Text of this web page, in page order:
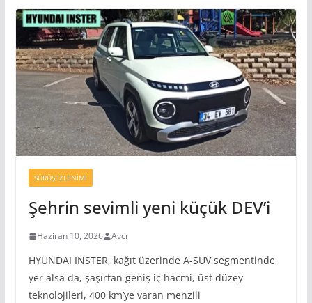
SÜRÜŞ İZLENIMI
Şehrin sevimli yeni küçük DEV’i
Haziran 10, 2026 Avcı
HYUNDAI INSTER, kağıt üzerinde A-SUV segmentinde
yer alsa da, şaşırtan geniş iç hacmi, üst düzey
teknolojileri, 400 km’ye varan menzili